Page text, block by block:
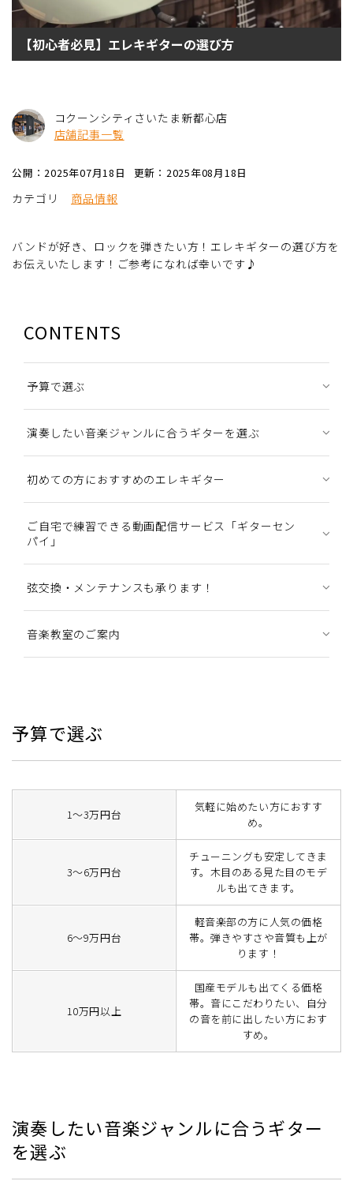
【初心者必見】エレキギターの選び方
コクーンシティさいたま新都心店
店舗記事一覧
公開：2025年07月18日 更新：2025年08月18日
カテゴリ 商品情報
バンドが好き、ロックを弾きたい方！エレキギターの選び方を
お伝えいたします！ご参考になれば幸いです♪
CONTENTS
予算で選ぶ
演奏したい音楽ジャンルに合うギターを選ぶ
初めての方におすすめのエレキギター
ご自宅で練習できる動画配信サービス「ギターセン
パイ」
弦交換・メンテナンスも承ります！
音楽教室のご案内
予算で選ぶ
1～3万円台
気軽に始めたい方におすす
め。
3～6万円台
チューニングも安定してきま
す。木目のある見た目のモデ
ルも出てきます。
6～9万円台
軽音楽部の方に人気の価格
帯。弾きやすさや音質も上が
ります！
10万円以上
国産モデルも出てくる価格
帯。音にこだわりたい、自分
の音を前に出したい方におす
すめ。
演奏したい音楽ジャンルに合うギター
を選ぶ